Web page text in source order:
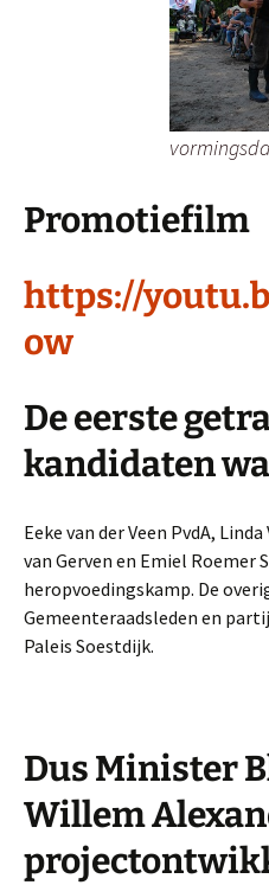
Promotiefilm
https://
ow
De eerste
kandidaten
Eeke van der Veen PvdA,
van Gerven en Emiel Roemer
heropvoedingskamp. De
Gemeenteraadsleden en
Paleis Soestdijk.
Dus Minister
Willem